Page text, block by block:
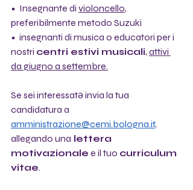
•⁠  ⁠⁠Insegnante di violoncello,
preferibilmente metodo Suzuki
•⁠  ⁠⁠insegnanti di musica o educatori per i
nostri centri estivi musicali, attivi
da giugno a settembre.
Se sei interessatə invia la tua
candidatura a
amministrazione@cemi.bologna.it,
allegando una lettera
motivazionale e il tuo curriculum
vitae.